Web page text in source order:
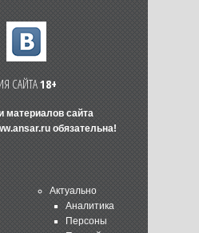
САЙТА18+
материалов сайта
обязательна!
Актуально
Аналитика
Персоны